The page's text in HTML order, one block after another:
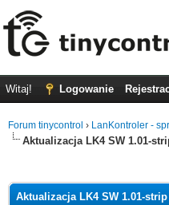
Witaj! Logowanie
Forum tinycontrol › LanKontroler -
Aktualizacja LK4 SW 1.01-
Aktualizacja LK4 SW 1.01-